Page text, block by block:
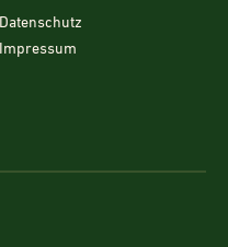
Datenschutz
Impressum